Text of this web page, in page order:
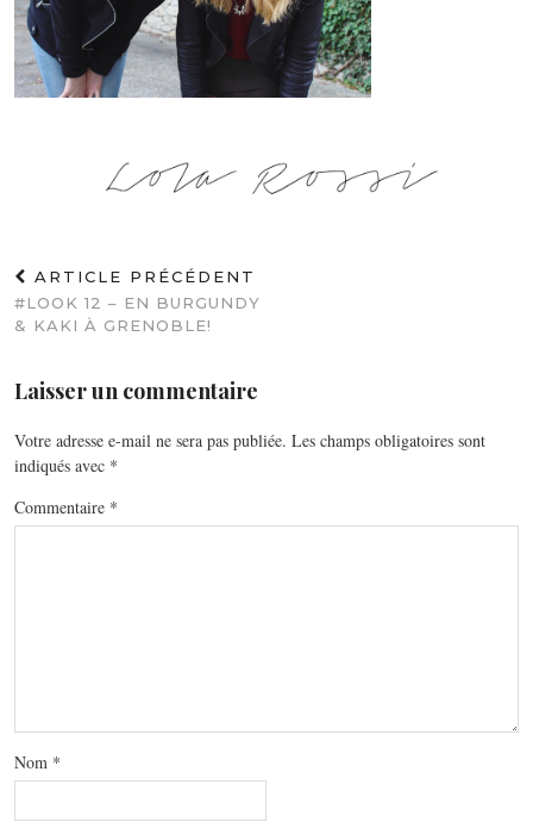
ARTICLE PRÉCÉDENT
#LOOK 12 – EN BURGUNDY
& KAKI À GRENOBLE!
Laisser un commentaire
Votre adresse e-mail ne sera pas publiée. Les champs obligatoires sont
indiqués avec *
Commentaire *
Nom *